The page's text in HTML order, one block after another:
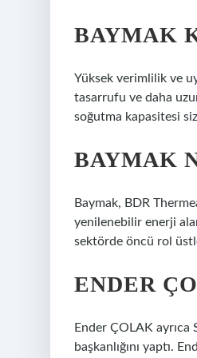
BAYMAK
Yüksek verimlilik ve
tasarrufu ve daha
soğutma kapasitesi
BAYMAK
Baymak, BDR
yenilenebilir enerji
sektörde öncü rol
ENDER
Ender ÇOLAK ayrıca
başkanlığını yaptı.